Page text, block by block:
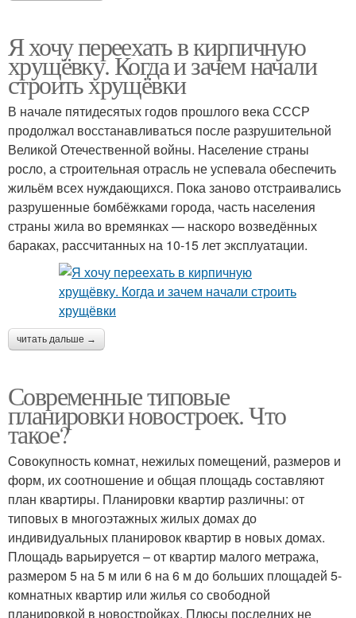
Я хочу переехать в кирпичную
хрущёвку. Когда и зачем начали
строить хрущёвки
В начале пятидесятых годов прошлого века СССР
продолжал восстанавливаться после разрушительной
Великой Отечественной войны. Население страны
росло, а строительная отрасль не успевала обеспечить
жильём всех нуждающихся. Пока заново отстраивались
разрушенные бомбёжками города, часть населения
страны жила во времянках — наскоро возведённых
бараках, рассчитанных на 10-15 лет эксплуатации.
читать дальше →
Современные типовые
планировки новостроек. Что
такое?
Совокупность комнат, нежилых помещений, размеров и
форм, их соотношение и общая площадь составляют
план квартиры. Планировки квартир различны: от
типовых в многоэтажных жилых домах до
индивидуальных планировок квартир в новых домах.
Площадь варьируется – от квартир малого метража,
размером 5 на 5 м или 6 на 6 м до больших площадей 5-
комнатных квартир или жилья со свободной
планировкой в новостройках. Плюсы последних не